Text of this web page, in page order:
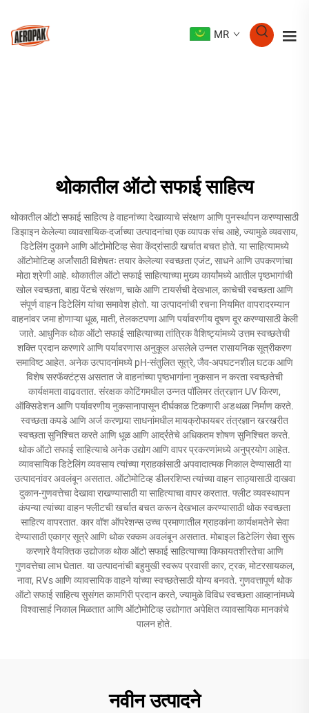
MR
थोकातील ऑटो सफाई साहित्य
थोकातील ऑटो सफाई साहित्य हे वाहनांच्या देखाव्याचे संरक्षण आणि पुनर्स्थापन करण्यासाठी
डिझाइन केलेल्या व्यावसायिक-दर्जाच्या उत्पादनांचा एक व्यापक संच आहे, ज्यामुळे व्यवसाय,
डिटेलिंग दुकाने आणि ऑटोमोटिव्ह सेवा केंद्रांसाठी खर्चात बचत होते. या साहित्यामध्ये
ऑटोमोटिव्ह अर्जांसाठी विशेषतः तयार केलेल्या स्वच्छता एजंट, साधने आणि उपकरणांचा
मोठा श्रेणी आहे. थोकातील ऑटो सफाई साहित्याच्या मुख्य कार्यांमध्ये आतील पृष्ठभागांची
खोल स्वच्छता, बाह्य पेंटचे संरक्षण, चाके आणि टायर्सची देखभाल, काचेची स्वच्छता आणि
संपूर्ण वाहन डिटेलिंग यांचा समावेश होतो. या उत्पादनांची रचना नियमित वापरादरम्यान
वाहनांवर जमा होणाऱ्या धूळ, माती, तेलकटपणा आणि पर्यावरणीय दूषण दूर करण्यासाठी केली
जाते. आधुनिक थोक ऑटो सफाई साहित्याच्या तांत्रिक वैशिष्ट्यांमध्ये उत्तम स्वच्छतेची
शक्ति प्रदान करणारे आणि पर्यावरणास अनुकूल असलेले उन्नत रासायनिक सूत्रीकरण
समाविष्ट आहेत. अनेक उत्पादनांमध्ये pH-संतुलित सूत्रे, जैव-अपघटनशील घटक आणि
विशेष सरफॅक्टंट्स असतात जे वाहनांच्या पृष्ठभागांना नुकसान न करता स्वच्छतेची
कार्यक्षमता वाढवतात. संरक्षक कोटिंगमधील उन्नत पॉलिमर तंत्रज्ञान UV किरण,
ऑक्सिडेशन आणि पर्यावरणीय नुकसानापासून दीर्घकाळ टिकणारी अडथळा निर्माण करते.
स्वच्छता कपडे आणि अर्ज करणार्‍या साधनांमधील मायक्रोफायबर तंत्रज्ञान खरखरीत
स्वच्छता सुनिश्चित करते आणि धूळ आणि आर्द्रतेचे अधिकतम शोषण सुनिश्चित करते.
थोक ऑटो सफाई साहित्याचे अनेक उद्योग आणि वापर प्रकरणांमध्ये अनुप्रयोग आहेत.
व्यावसायिक डिटेलिंग व्यवसाय त्यांच्या ग्राहकांसाठी अपवादात्मक निकाल देण्यासाठी या
उत्पादनांवर अवलंबून असतात. ऑटोमोटिव्ह डीलरशिप्स त्यांच्या वाहन साठ्यासाठी दाखवा
दुकान-गुणवत्तेचा देखावा राखण्यासाठी या साहित्याचा वापर करतात. फ्लीट व्यवस्थापन
कंपन्या त्यांच्या वाहन फ्लीटची खर्चात बचत करून देखभाल करण्यासाठी थोक स्वच्छता
साहित्य वापरतात. कार वॉश ऑपरेशन्स उच्च प्रमाणातील ग्राहकांना कार्यक्षमतेने सेवा
देण्यासाठी एकाग्र सूत्रे आणि थोक रक्कम अवलंबून असतात. मोबाइल डिटेलिंग सेवा सुरू
करणारे वैयक्तिक उद्योजक थोक ऑटो सफाई साहित्याच्या किफायतशीरतेचा आणि
गुणवत्तेचा लाभ घेतात. या उत्पादनांची बहुमुखी स्वरूप प्रवासी कार, ट्रक, मोटरसायकल,
नावा, RVs आणि व्यावसायिक वाहने यांच्या स्वच्छतेसाठी योग्य बनवते. गुणवत्तापूर्ण थोक
ऑटो सफाई साहित्य सुसंगत कामगिरी प्रदान करते, ज्यामुळे विविध स्वच्छता आव्हानांमध्ये
विश्वासार्ह निकाल मिळतात आणि ऑटोमोटिव्ह उद्योगात अपेक्षित व्यावसायिक मानकांचे
पालन होते.
नवीन उत्पादने